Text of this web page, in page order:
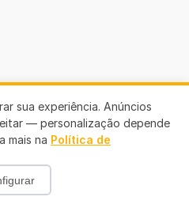
sua experiência. Anúncios
— personalização depende
mais na Política de